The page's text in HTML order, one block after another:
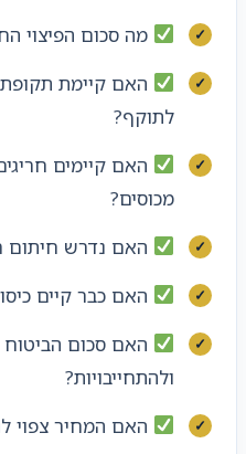
מה סכום הפיצוי
האם קיימת תקופת
לתוקף?
האם קיימים
מכוסים?
האם נדרש חיתום
האם כבר קיים
האם סכום
ולהתחייבויות?
האם המחיר צפוי